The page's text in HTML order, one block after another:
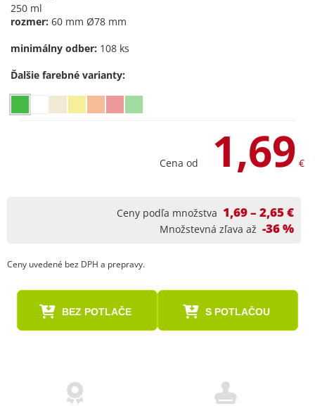
250 ml
rozmer: 60 mm Ø78 mm
minimálny odber: 108 ks
Ďalšie farebné varianty:
Cena od 1,69 €
Ceny podľa množstva 1,69 – 2,65 €
Množstevná zľava až -36 %
Ceny uvedené bez DPH a prepravy.
BEZ POTLAČE S POTLAČOU